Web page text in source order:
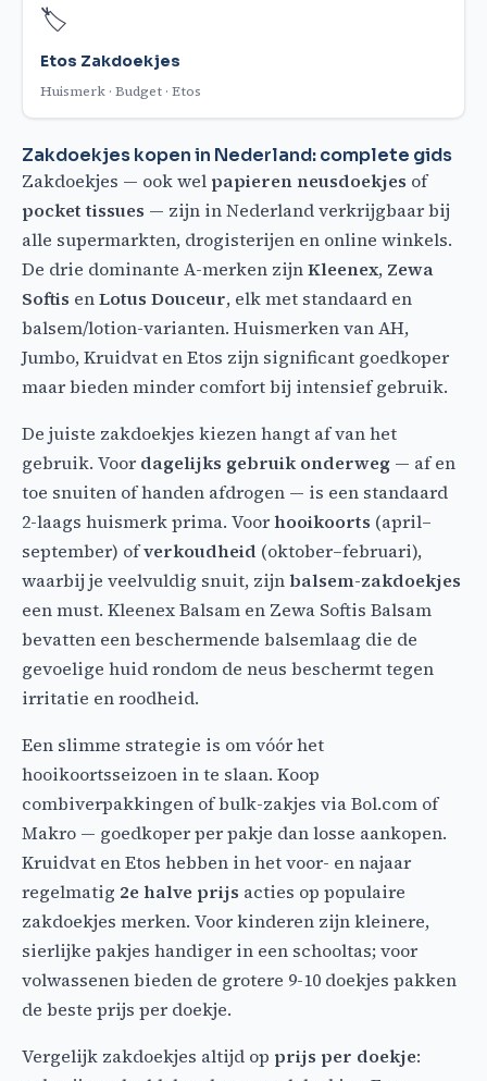
🏷️
Etos Zakdoekjes
Huismerk · Budget · Etos
Zakdoekjes kopen in Nederland: complete gids
Zakdoekjes — ook wel papieren neusdoekjes of
pocket tissues — zijn in Nederland verkrijgbaar bij
alle supermarkten, drogisterijen en online winkels.
De drie dominante A-merken zijnKleenex, Zewa
Softis enLotus Douceur, elk met standaard en
balsem/lotion-varianten. Huismerken van AH,
Jumbo, Kruidvat en Etos zijn significant goedkoper
maar bieden minder comfort bij intensief gebruik.
De juiste zakdoekjes kiezen hangt af van het
gebruik. Voor dagelijks gebruik onderweg — af en
toe snuiten of handen afdrogen — is een standaard
2-laags huismerk prima. Voorhooikoorts (april–
september) ofverkoudheid (oktober–februari),
waarbij je veelvuldig snuit, zijnbalsem-zakdoekjes
een must. Kleenex Balsam en Zewa Softis Balsam
bevatten een beschermende balsemlaag die de
gevoelige huid rondom de neus beschermt tegen
irritatie en roodheid.
Een slimme strategie is om vóór het
hooikoortsseizoen in te slaan. Koop
combiverpakkingen of bulk-zakjes via Bol.com of
Makro — goedkoper per pakje dan losse aankopen.
Kruidvat en Etos hebben in het voor- en najaar
regelmatig 2e halve prijs acties op populaire
zakdoekjes merken. Voor kinderen zijn kleinere,
sierlijke pakjes handiger in een schooltas; voor
volwassenen bieden de grotere 9-10 doekjes pakken
de beste prijs per doekje.
Vergelijk zakdoekjes altijd op prijs per doekje: